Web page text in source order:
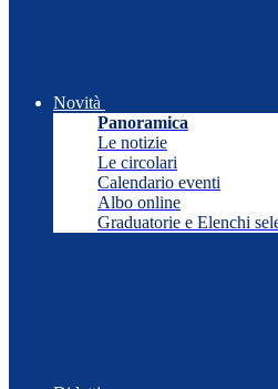
Novità
Panoramica
Le notizie
Le circolari
Calendario eventi
Albo online
Graduatorie e Elenchi